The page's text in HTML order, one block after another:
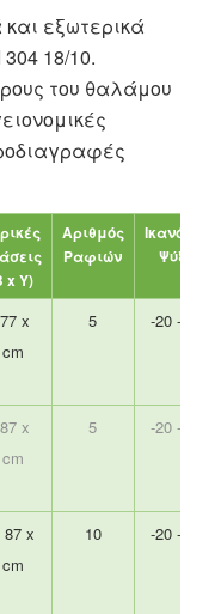
εξωτερικά
18/10.
του θαλάμου
x Y)
Αριθμός
Ραφιών
Ικανότητα
Ψύξης
x
5 -20 -0 °C
x
5 -20 -0 °C
87 x
10 -20 -0 °C